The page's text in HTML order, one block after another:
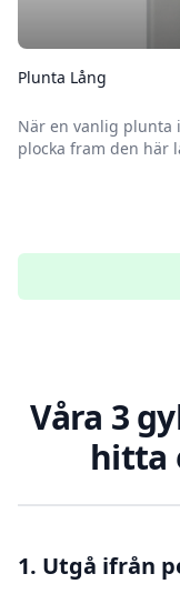
Plunta Lång
När en vanlig
plocka fram den här
Våra 3
hitta
1. Utgå ifrån